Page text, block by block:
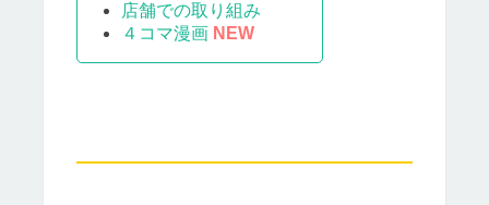
店舗での取り組み
４コマ漫画 NEW